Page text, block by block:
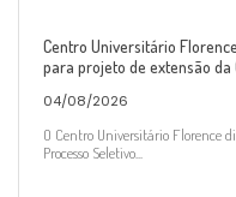
Centro Universitário
para projeto de extensão da
04/08/2026
O Centro Universitário Florence
Processo Seletivo...